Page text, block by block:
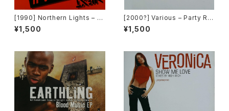
[1990] Northern Lights – J
et Lag [Next Plateau Recor
ds Inc.]
¥1,500
[2000?] Various – Party Re
mixers Volume 5 [OPR]
¥1,500